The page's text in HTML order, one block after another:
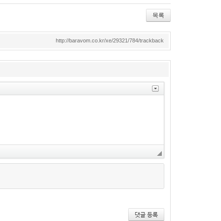
wi ce
bo
ok
lici
ou
s
목록
http://baravom.co.kr/xe/29321/784/trackback
댓글 등록